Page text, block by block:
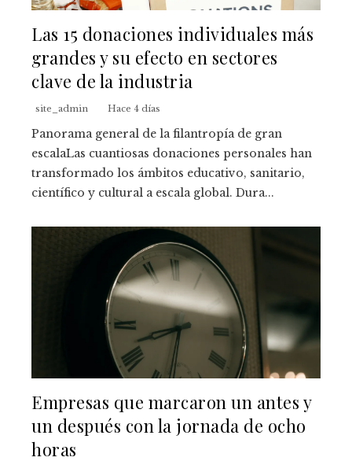
Las 15 donaciones individuales más
grandes y su efecto en sectores
clave de la industria
site_admin Hace 4 días
Panorama general de la filantropía de gran
escalaLas cuantiosas donaciones personales han
transformado los ámbitos educativo, sanitario,
científico y cultural a escala global. Dura...
Empresas que marcaron un antes y
un después con la jornada de ocho
horas